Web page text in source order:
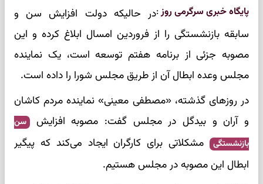
پایگاه خبری سرگرمی روز:در حالیکه دولت افزایش سن و
سابقه بازنشستگی را از فروردین امسال ابلاغ کرده و این
مصوبه جزئی از برنامه هفتم توسعه است، یک نماینده
مجلس وعده ابطال آن از طریق مجلس شورا را داده است.
در روزهای گذشته، «مصطفی معینی» نماینده مردم کاشان
و آران و بیدگل در مجلس گفت: مصوبه افزایش
سن
بازنشستگی
مشکلاتی برای کارگران ایجاد می‌کند که پیگیر
ابطال این مصوبه در مجلس هستیم.